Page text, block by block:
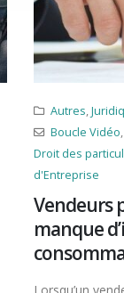
Autres,
Boucle Vidéo,
Droit des
d'Entreprise
Vendeurs
manque
Lorsqu’un